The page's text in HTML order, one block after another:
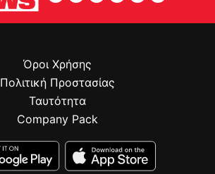
Όροι Χρήσης
Πολιτική Προστασίας
Ταυτότητα
Company Pack